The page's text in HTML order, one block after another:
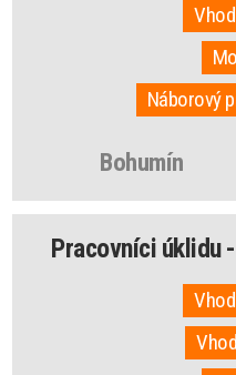
Náborový
Bohumín
Pracovníci úklidu